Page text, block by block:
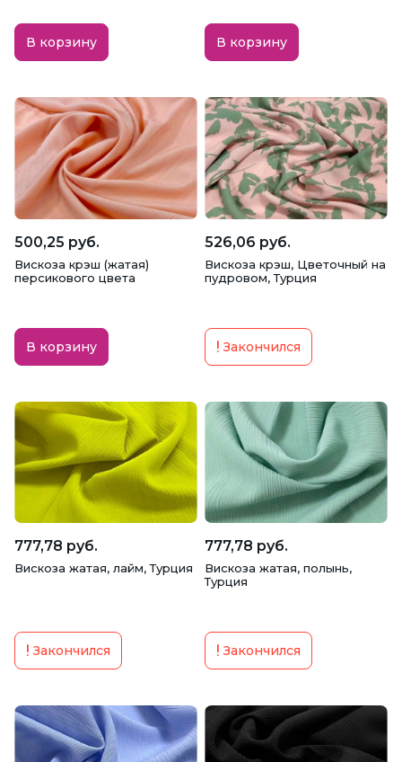
В корзину В корзину
500,25 руб.
Вискоза крэш (жатая)
персикового цвета
В корзину
526,06 руб.
Вискоза крэш, Цветочный на
пудровом, Турция
Закончился
777,78 руб.
Вискоза жатая, лайм, Турция
Закончился
777,78 руб.
Вискоза жатая, полынь,
Турция
Закончился